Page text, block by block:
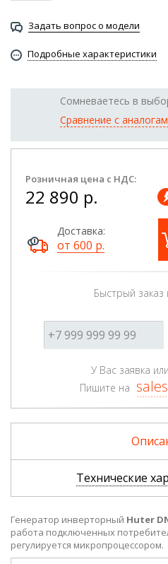
Задать вопрос о модели
Подробные характеристики
Сомневаетесь в
Сравнение с
Розничная цена с НДС:
22 890 р.
Доставка:
от 600 р.
Быстрый заказ
У Вас заявка
Пишите на
Технические
Генератор инверторный Huter
работа подключенных
регулируется микропроцессором.